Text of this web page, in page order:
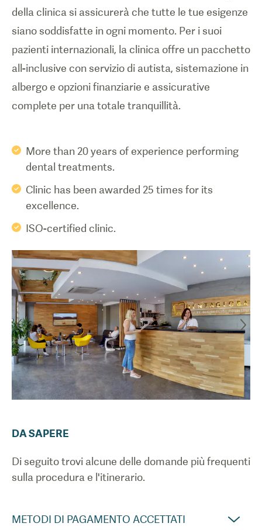
della clinica si assicurerà che tutte le tue esigenze
siano soddisfatte in ogni momento. Per i suoi
pazienti internazionali, la clinica offre un pacchetto
all-inclusive con servizio di autista, sistemazione in
albergo e opzioni finanziarie e assicurative
complete per una totale tranquillità.
More than 20 years of experience performing
dental treatments.
Clinic has been awarded 25 times for its
excellence.
ISO-certified clinic.
DA SAPERE
Di seguito trovi alcune delle domande più frequenti
sulla procedura e l'itinerario.
METODI DI PAGAMENTO ACCETTATI